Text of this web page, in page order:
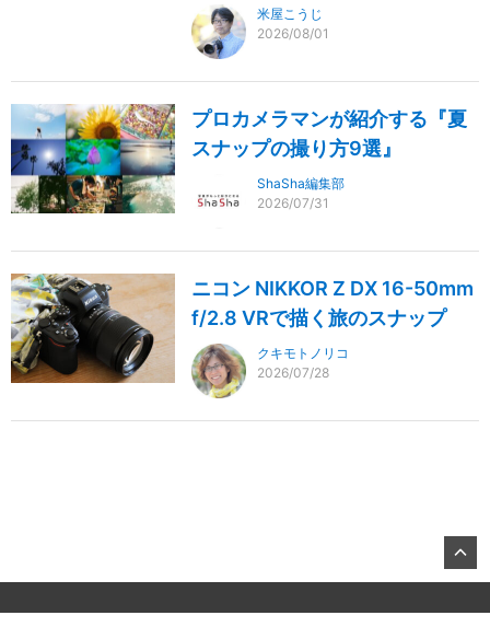
米屋こうじ
2026/08/01
プロカメラマンが紹介する『夏
スナップの撮り方9選』
ShaSha編集部
2026/07/31
ニコン NIKKOR Z DX 16-50mm
f/2.8 VRで描く旅のスナップ
クキモトノリコ
2026/07/28